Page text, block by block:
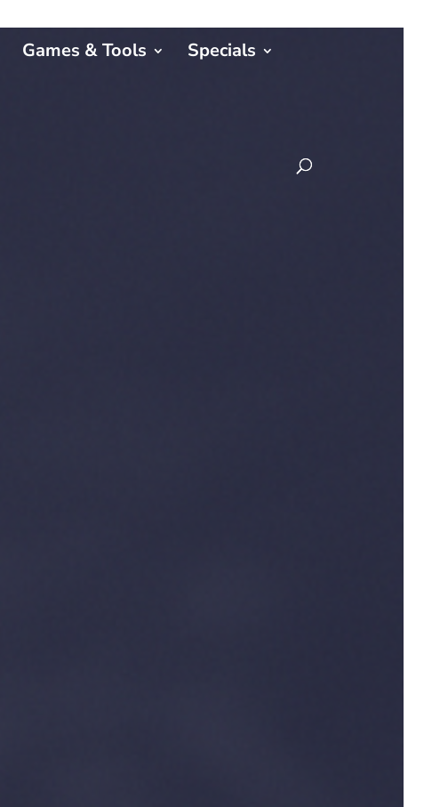
Games & Tools Specials